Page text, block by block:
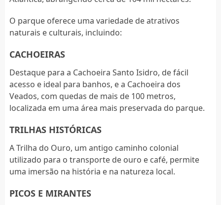
O parque oferece uma variedade de atrativos
naturais e culturais, incluindo:
CACHOEIRAS
Destaque para a Cachoeira Santo Isidro, de fácil
acesso e ideal para banhos, e a Cachoeira dos
Veados, com quedas de mais de 100 metros,
localizada em uma área mais preservada do parque.
TRILHAS HISTÓRICAS
A Trilha do Ouro, um antigo caminho colonial
utilizado para o transporte de ouro e café, permite
uma imersão na história e na natureza local.
PICOS E MIRANTES